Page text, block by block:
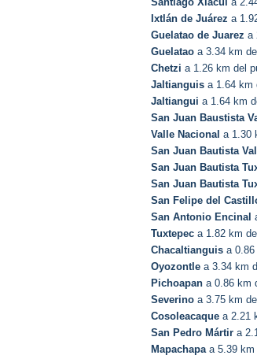
Ixtlán de Juárez a
Guelatao de Juarez a
Guelatao a 3.34 km
Chetzi a 1.26 km del
Jaltianguis a 1.64 km
Jaltiangui a 1.64 km
San Juan Baustista
Valle Nacional a 1.30
San Juan Bautista
San Juan Bautista
San Juan Bautista
San Felipe del
San Antonio Encinal
Tuxtepec a 1.82 km
Chacaltianguis a
Oyozontle a 3.34 km
Pichoapan a 0.86 km
Severino a 3.75 km
Cosoleacaque a 2.21
San Pedro Mártir a
Mapachapaa 5.39 km